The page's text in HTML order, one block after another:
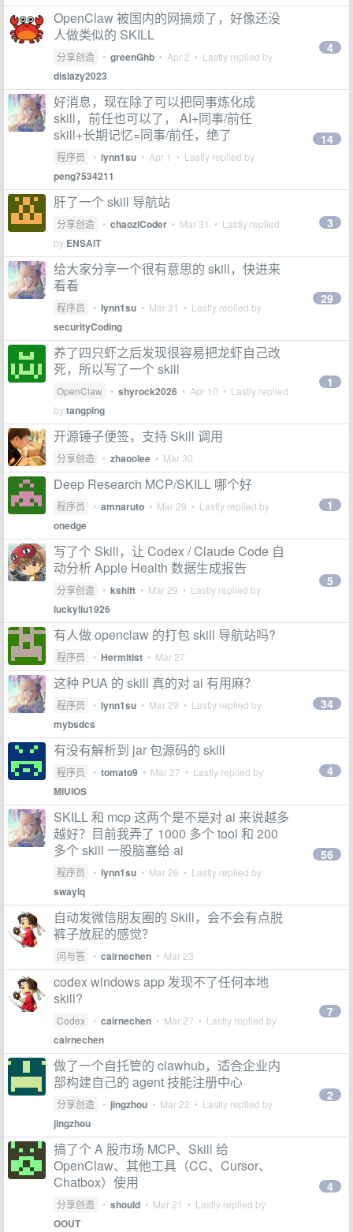
OpenClaw 被国内的网搞烦了，好像还没
人做类似的 SKILL
分享创造 • greenGhb • Apr 2 • Lastly replied by
dislazy2023
4
好消息，现在除了可以把同事炼化成
skill，前任也可以了， AI+同事/前任
skill+长期记忆=同事/前任，绝了
程序员 • lynn1su • Apr 1 • Lastly replied by
peng7534211
14
肝了一个 skill 导航站
分享创造 • chaoziCoder • Mar 31 • Lastly replied
by ENSAlT
3
给大家分享一个很有意思的 skill，快进来
看看
程序员 • lynn1su • Mar 31 • Lastly replied by
securityCoding
29
养了四只虾之后发现很容易把龙虾自己改
死，所以写了一个 skill
OpenClaw • shyrock2026 • Apr 10 • Lastly replied
bytangping
1
开源锤子便签，支持 Skill 调用
分享创造 • zhaoolee • Mar 30
Deep Research MCP/SKILL 哪个好
程序员 • amnaruto • Mar 29 • Lastly replied by
onedge
1
写了个 Skill，让 Codex / Claude Code 自
动分析 Apple Health 数据生成报告
分享创造 • kshift • Mar 29 • Lastly replied by
luckyliu1926
5
有人做 openclaw 的打包 skill 导航站吗?
程序员 • Hermitist • Mar 27
这种 PUA 的 skill 真的对 ai 有用麻？
程序员 • lynn1su • Mar 29 • Lastly replied by
mybsdcs
34
有没有解析到 jar 包源码的 skill
程序员 • tomato9 • Mar 27 • Lastly replied by
MIUIOS
4
SKILL 和 mcp 这两个是不是对 ai 来说越多
越好？目前我弄了 1000 多个 tool 和 200
多个 skill 一股脑塞给 ai
程序员 • lynn1su • Mar 26 • Lastly replied by
swaylq
56
自动发微信朋友圈的 Skill，会不会有点脱
裤子放屁的感觉？
问与答 • cairnechen • Mar 23
codex windows app 发现不了任何本地
skill?
Codex • cairnechen • Mar 27 • Lastly replied by
cairnechen
7
做了一个自托管的 clawhub，适合企业内
部构建自己的 agent 技能注册中心
分享创造 • jingzhou • Mar 22 • Lastly replied by
jingzhou
2
搞了个 A 股市场 MCP、Skill 给
OpenClaw、其他工具（CC、Cursor、
Chatbox）使用
分享创造 • should • Mar 21 • Lastly replied by
OOUT
4